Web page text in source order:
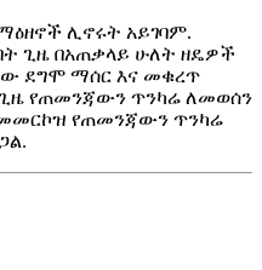
ሊኖሩት አይገባም.
ጊዜ በአጠቃላይ ሁለት ዘዴዎች
ደግሞ ማሰር እና መቁረጥ
የጠመንጃውን ጥንካሬ ለመወሰን
የጠመንጃውን ጥንካሬ